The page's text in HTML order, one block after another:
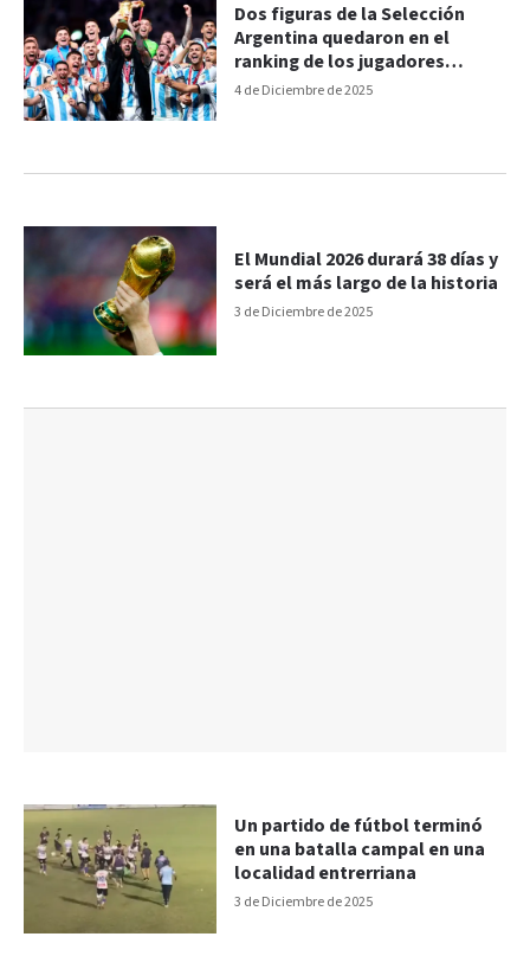
4 de Diciembre de 2025
Dos figuras de la Selección
Argentina quedaron en el
ranking de los jugadores
mejores valuados
3 de Diciembre de 2025
El Mundial 2026 durará 38 días y
será el más largo de la historia
3 de Diciembre de 2025
Un partido de fútbol terminó
en una batalla campal en una
localidad entrerriana